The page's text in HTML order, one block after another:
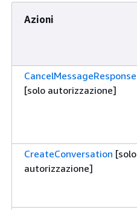
Azioni
CancelMessageResponse
[solo autorizzazione]
CreateConversation [solo
autorizzazione]